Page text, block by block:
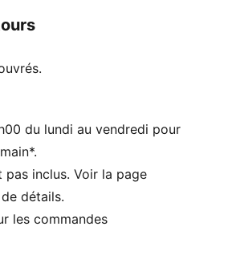
mais conçue pour la rue,
à l’ADN motorsport.
et trouve la paire qui parle
du lundi au vendredi pour
pas inclus. Voir la page
détails.
les commandes